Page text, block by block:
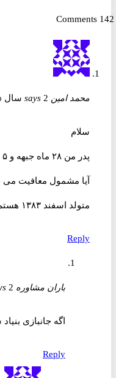
محمد امین says 2 سال ago
سلام
پدر من ۲۸ ماه جبهه و ۵ درصد جانبازی دارد
آیا مشمول معافیت می
متولد اسفند ۱۳۸۳ هستم.
Reply
باران مشاوره says 2 سال ago
اگه جانبازی بنیاد
Reply